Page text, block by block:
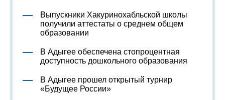
Выпускники Хакуринохабльской школы
получили аттестаты о среднем общем
образовании
В Адыгее обеспечена стопроцентная
доступность дошкольного образования
В Адыгее прошел открытый турнир
«Будущее России»